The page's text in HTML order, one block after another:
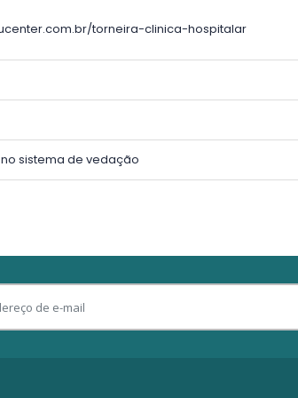
torneira-clinica-hospitalar
sistema de vedação